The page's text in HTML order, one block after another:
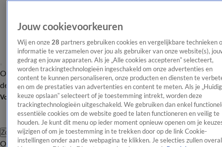
OverzichtAfleveringen Entertainment TV Algemeen
Tip
de redactieNieuwsbrief
Volg Shownieuws
Zoeken
OverzichtEntertainmentSpraakmakendRealityCrimeVideo's
Jouw cookievoorkeuren
Wij en onze 28 partners gebruiken cookies en vergelijkbare technieken
informatie te verzamelen over jou als gebruiker van onze website(s),
gedrag en jouw apparaten. Als je „Alle cookies accepteren” selecteert,
worden trackingtechnologieën ingeschakeld om onze advertenties en
content te kunnen personaliseren, onze producten en diensten te
en om de prestaties van advertenties en content te meten. Als je
keuze opslaan” selecteert of je toestemming intrekt, worden deze
trackingtechnologieën uitgeschakeld. We gebruiken dan enkel
essentiële cookies om de website goed te laten functioneren en veilig te
houden. Je kunt dit menu op ieder moment opnieuw openen om je
wijzigen of om je toestemming in te trekken door op de link Cookie-
instellingen onder aan de webpagina te klikken. Je selecties zullen overal